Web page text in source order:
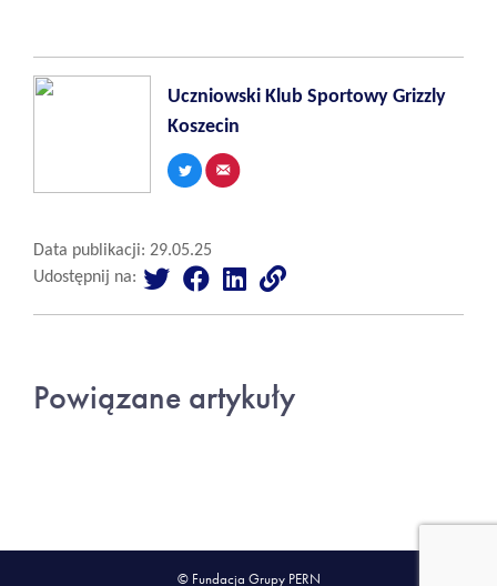
Uczniowski Klub Sportowy Grizzly
Koszecin
Data publikacji: 29.05.25
Udostępnij na:
Powiązane artykuły
© Fundacja Grupy PERN